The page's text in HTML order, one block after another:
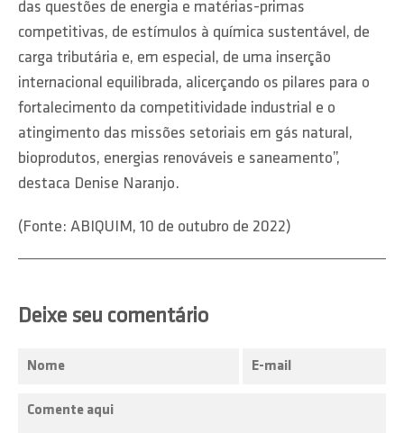
das questões de energia e matérias-primas
competitivas, de estímulos à química sustentável, de
carga tributária e, em especial, de uma inserção
internacional equilibrada, alicerçando os pilares para o
fortalecimento da competitividade industrial e o
atingimento das missões setoriais em gás natural,
bioprodutos, energias renováveis e saneamento”,
destaca Denise Naranjo.
(Fonte: ABIQUIM, 10 de outubro de 2022)
Deixe seu comentário